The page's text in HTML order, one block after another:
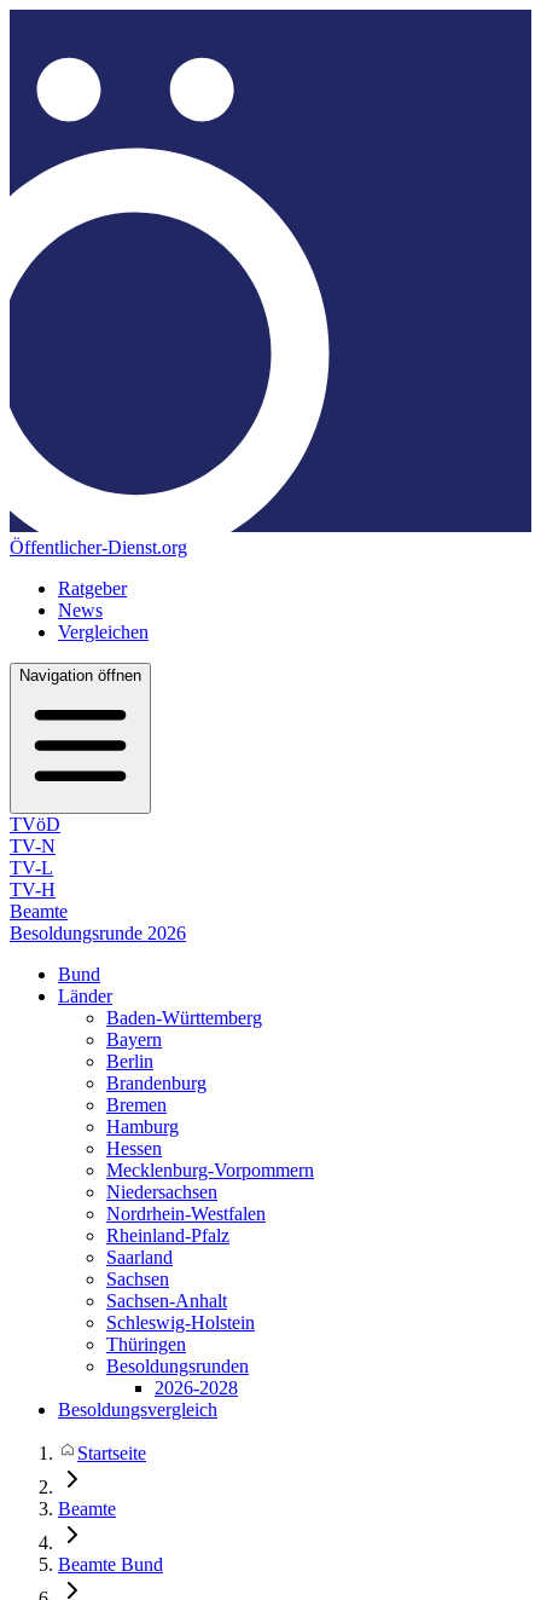
Öffentlicher-Dienst.org
Ratgeber
News
Vergleichen
Navigation öffnen
TVöD
TV-N
TV-L
TV-H
Beamte
Besoldungsrunde 2026
Bund
Länder
Baden-Württemberg
Bayern
Berlin
Brandenburg
Bremen
Hamburg
Hessen
Mecklenburg-Vorpommern
Niedersachsen
Nordrhein-Westfalen
Rheinland-Pfalz
Saarland
Sachsen
Sachsen-Anhalt
Schleswig-Holstein
Thüringen
Besoldungsrunden
2026-2028
Besoldungsvergleich
Startseite
Beamte
Beamte Bund